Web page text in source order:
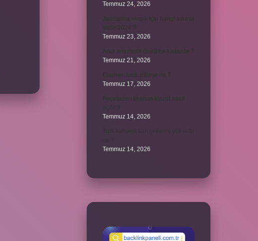
Temmuz 24, 2026
Temmuz 23, 2026
Temmuz 21, 2026
Temmuz 17, 2026
Temmuz 14, 2026
Temmuz 14, 2026